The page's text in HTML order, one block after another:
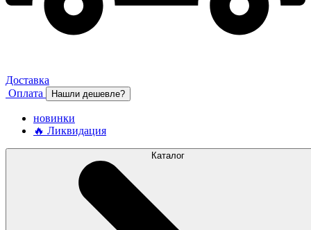
Доставка
Оплата
Нашли дешевле?
новинки
🔥 Ликвидация
Каталог